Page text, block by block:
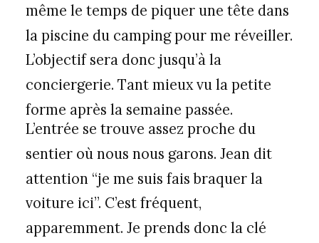
même le temps de piquer une tête dans
la piscine du camping pour me réveiller.
L’objectif sera donc jusqu’à la
conciergerie. Tant mieux vu la petite
forme après la semaine passée.
L’entrée se trouve assez proche du
sentier où nous nous garons. Jean dit
attention “je me suis fais braquer la
voiture ici”. C’est fréquent,
apparemment. Je prends donc la clé